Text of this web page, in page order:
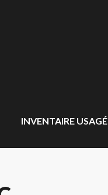
INVENTAIRE USAGÉ